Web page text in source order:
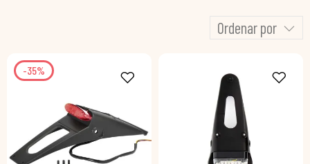
Ordenar por
-35%